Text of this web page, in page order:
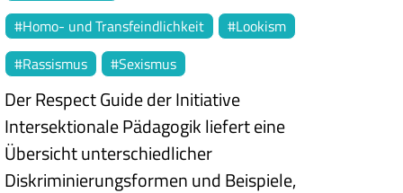
Homo- und Transfeindlichkeit
Lookism
Rassismus
Sexismus
Der Respect Guide der Initiative
Intersektionale Pädagogik liefert eine
Übersicht unterschiedlicher
Diskriminierungsformen und Beispiele,